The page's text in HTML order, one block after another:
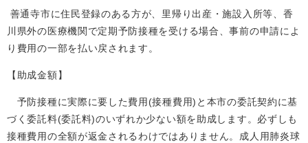
善通寺市に住民登録のある方が、里帰り出産・施設入所等、香
川県外の医療機関で定期予防接種を受ける場合、事前の申請によ
り費用の一部を払い戻されます。
【助成金額】
予防接種に実際に要した費用(接種費用)と本市の委託契約に基
づく委託料(委託料)のいずれか少ない額を助成します。必ずしも
接種費用の全額が返金されるわけではありません。成人用肺炎球